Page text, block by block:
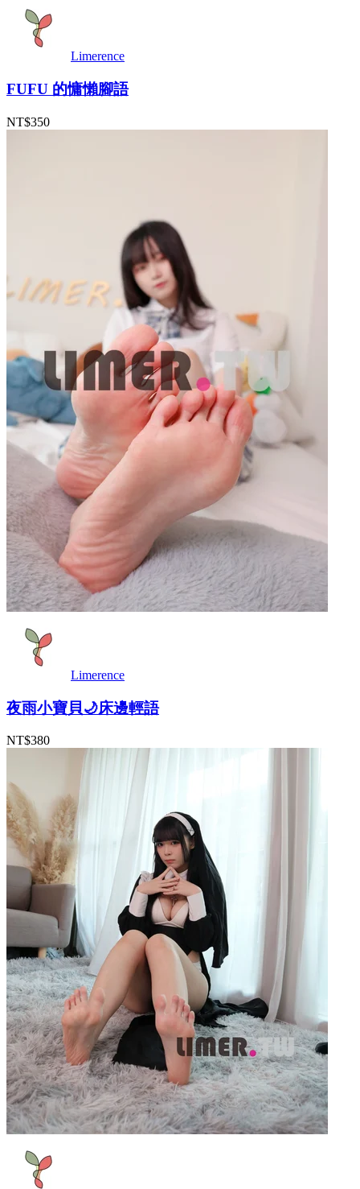
Limerence
FUFU 的慵懶腳語
NT$350
Limerence
夜雨小寶貝🌙床邊輕語
NT$380